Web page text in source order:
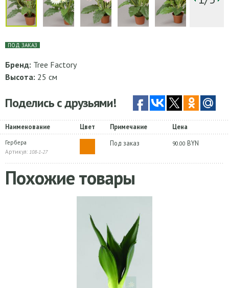
ПОД ЗАКАЗ
Бренд: Tree Factory
Высота: 25 см
Поделись с друзьями!
Наименование Цвет Примечание Цена
Гербера
Артикул: 108-1-27
Под заказ 90.00 BYN
Похожие товары